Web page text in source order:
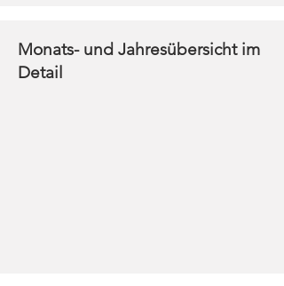
Monats- und Jahresübersicht im
Detail